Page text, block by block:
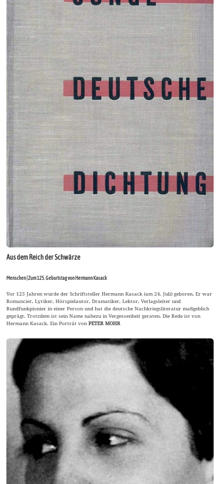
Aus dem Reich der Schwärze
Menschen | Zum 125. Geburtstag von Hermann Kasack
Vor 125 Jahren wurde der Schriftsteller Hermann Kasack (am 24. Juli) geboren. Er war
Romancier, Lyriker, Hörspielautor, Dramatiker, Lektor, Verlagsleiter und
Rundfunkpionier in einer Person und hat die deutsche Nachkriegsliteratur maßgeblich
geprägt. Trotzdem ist sein Name nahezu in Vergessenheit geraten. Die Rede ist von
Hermann Kasack. Ein Porträt vonPETER MOHR